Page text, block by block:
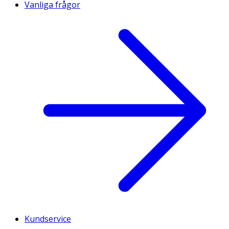
Vanliga frågor
Kundservice